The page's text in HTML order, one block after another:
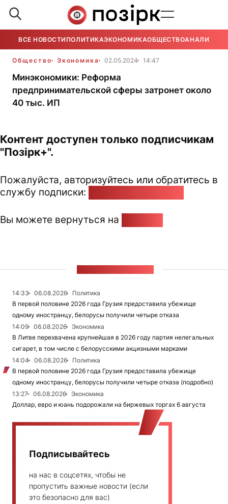
ВСЕ НОВОСТИ ПОЛИТИКАЭКОНОМИКАОБЩЕСТВОАНАЛИТИКА
Общество Экономика 02.05.2024 14:47
Минэкономики: Реформа
предпринимательской сферы затронет около
40 тыс. ИП
Контент доступен только подписчикам
"Позірк+".
Пожалуйста, авторизуйтесь или обратитесь в
службу подписки:
Вы можете вернуться на
14:33 06.08.2026
Политика
В первой половине 2026 года Грузия предоставила убежище
одному иностранцу, белорусы получили четыре отказа
14:09
06.08.2026
Экономика
В Литве перехвачена крупнейшая в 2026 году партия нелегальных
сигарет, в том числе с белорусскими акцизными марками
14:04
06.08.2026
Политика
В первой половине 2026 года Грузия предоставила убежище
одному иностранцу, белорусы получили четыре отказа (подробно)
13:27
06.08.2026
Экономика
Доллар, евро и юань подорожали на биржевых торгах 6 августа
Подписывайтесь
на нас в соцсетях, чтобы не
пропустить важные новости (если
это безопасно для вас)